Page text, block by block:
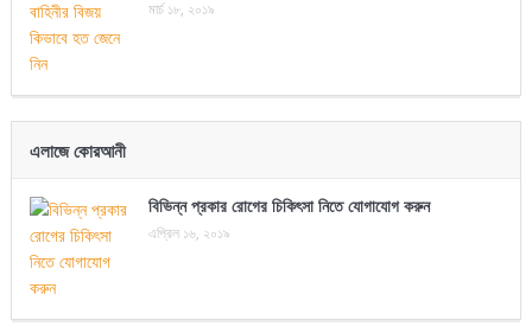
মার্চ ১৮, ২০১৯
এলাজে কোরআনী
বিভিন্ন প্রকার রোগের চিকিৎসা নিতে যোগাযোগ করুন
এপ্রিল ১৬, ২০১৯